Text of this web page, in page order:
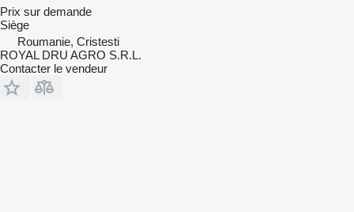
Prix sur demande
Siège
Roumanie, Cristesti
ROYAL DRU AGRO S.R.L.
Contacter le vendeur